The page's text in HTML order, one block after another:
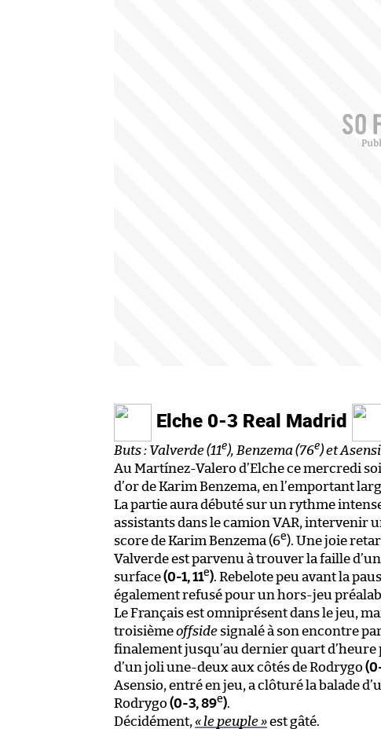
Elche 0-3 Real Madrid
Buts : Valverde (11e), Benzema (76e) et
Au Martínez-Valero d’Elche ce mercredi
d’or de Karim Benzema, en l’emportant
La partie aura débuté sur un rythme
assistants dans le camion VAR, intervenir
score de Karim Benzema (6e). Une joie
Valverde est parvenu à trouver la faille
surface(0-1, 11e). Rebelote peu avant la
également refusé pour un hors-jeu
Le Français est omniprésent dans le jeu,
troisièmeoffside signalé à son encontre
finalement jusqu’au dernier quart
d’un joli une-deux aux côtés de Rodrygo
Asensio, entré en jeu, a clôturé la balade
Rodrygo (0-3, 89e).
Décidément, « le peuple »est gâté.